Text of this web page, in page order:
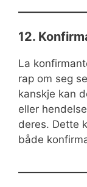
12.
La
rap om seg
kanskje kan
eller
deres. Dette
både